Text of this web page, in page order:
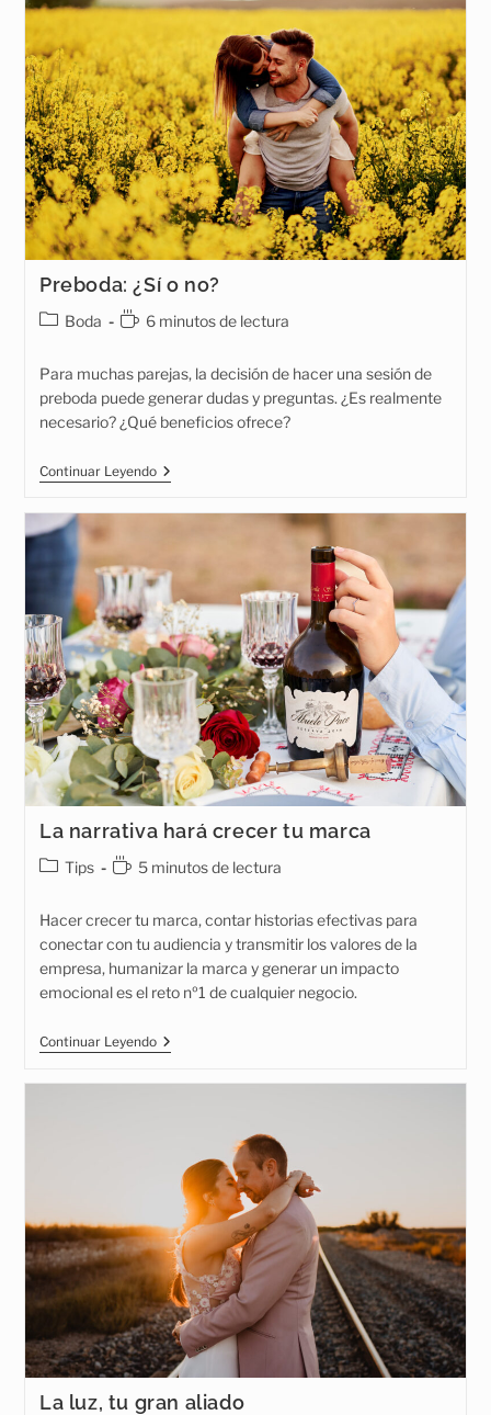
Preboda: ¿Sí o no?
Categoría
la
entrada:
Boda
Tiempo
lectura:
6 minutos de lectura
Para muchas parejas, la decisión de hacer una sesión de
preboda puede generar dudas y preguntas. ¿Es realmente
necesario? ¿Qué beneficios ofrece?
Continuar LeyendoPreboda:
¿Sí
La narrativa hará crecer tu marca
Categoría
la
entrada:
Tips
Tiempo
lectura:
5 minutos de lectura
Hacer crecer tu marca, contar historias efectivas para
conectar con tu audiencia y transmitir los valores de la
empresa, humanizar la marca y generar un impacto
emocional es el reto nº1 de cualquier negocio.
Continuar LeyendoLa
Narrativa
La luz, tu gran aliado